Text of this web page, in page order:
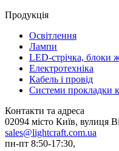
Продукція
Освітлення
Лампи
LED-стрічка, блоки
Електротехніка
Кабель і провід
Системи прокладки
Контакти та адреса
02094 місто Київ, вулиця
sales@lightcraft.com.ua
пн-пт 8:50-17:30,